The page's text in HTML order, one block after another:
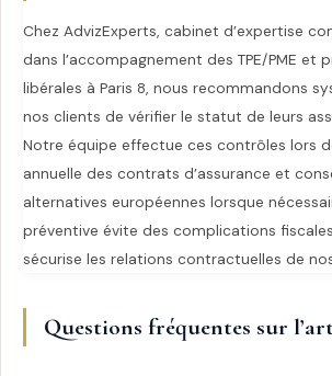
Chez AdvizExperts, cabinet d’expertise
dans l’accompagnement des TPE/PME et
libérales à Paris 8, nous recommandons
nos clients de vérifier le statut de leurs
Notre équipe effectue ces contrôles lors
annuelle des contrats d’assurance et
alternatives européennes lorsque
préventive évite des complications
sécurise les relations contractuelles de
Questions fréquentes sur